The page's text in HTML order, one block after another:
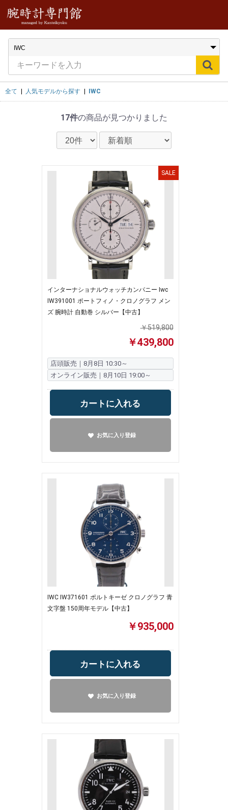
全て 人気モデルから探す IWC
17件の商品が見つかりました
インターナショナルウォッチカンパニー Iwc
IW391001 ポートフィノ・クロノグラフ メン
ズ 腕時計 自動巻 シルバー【中古】
￥519,800
￥439,800
店頭販売｜8月8日 10:30～
オンライン販売｜8月10日 19:00～
カートに入れる
お気に入り登録
SALE
IWC IW371601 ポルトキーゼ クロノグラフ 青
文字盤 150周年モデル【中古】
￥935,000
カートに入れる
お気に入り登録